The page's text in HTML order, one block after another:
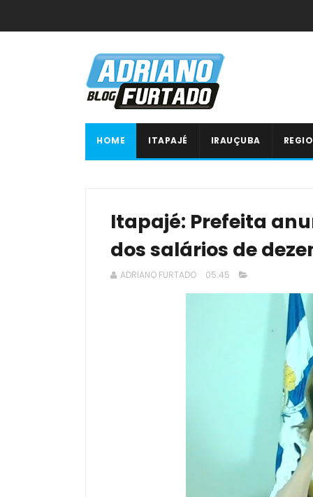
HOME ITAPAJÉ IRAUÇUBA
Itapajé: Prefeita
dos salários de
ADRIANO FURTADO 05:45